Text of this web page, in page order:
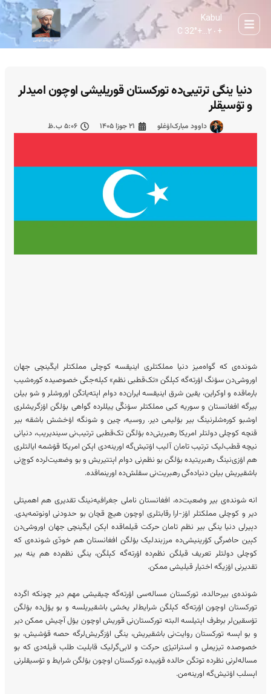
Kabul
+ ۲۰... +
32° C
دنیا ینگی ترتیبی‌ده تورکستان قوریلیشی اوچون امیدلر
و تۉسیقلر
داوود مبارک‌اۉغلو ۲۱ جوزا ۱۴۰۵ ۵:۰۶ ب.ظ
شونده‌ی که گواه‌میز دنیا مملکتلری اینیقسه کوچلی مملکتلر ایکّینچی جهان
اوروشی‌دن سۉنگ اۉرته‌گه کېلگن «تک‌قطبی نظم» کېله‌جگی خصوصیده کوره‌شیب
بارماقده و اوکراین، یقین شرق اینیقسه ایران‌ده دوام اېته‌یاتگن اوروشلر و شو بیلن
بیرگه افغانستان و سوریه کبی مملکتلر سۉنگّی ییللرده گواهی بۉلگن اۉزگریشلری
اوشبو کوره‌شلرنینگ بیر بۉلیمی دیر. روسیه، چین و شونگه اۉخشش باشقه بیر
قنچه کوچلی دولتلر امریکا رهبریتی‌ده بۉلگن تک‌قطبی ترتیب‌نی سیندیریب، دنیانی
نیچه قطب‌لیک ترتیب تامان آلیب اۉتیش‌گه اورینه‌دی اېکن امریکا قۉشمه ایالتلری
هم اۉزی‌نینگ رهبریتیده بۉلگن بو نظم‌نی دوام اېتتیریش و بو وضعیت‌لرده کوچ‌نی
باشقیریش بیلن دنیاده‌گی رهبریت‌نی سقلش‌ده اورینماقده.
انه‌ شونده‌ی بیر وضعیت‌ده، افغانستان ناملی جغرافیه‌نینگ تقدیری هم اهمیتلی
دیر و کوچلی مملکتلر اۉز-ارا رقابتلری اوچون هیچ قچان بو حدودنی اونوتمه‌یدی.
دېیرلی دنیا ینگی بیر نظم تامان حرکت قیلماقده اېکن ایکّینچی جهان اوروشی‌دن
کېین حاضرگی کۉرینیشی‌ده مرزبندلیک بۉلگن افغانستان هم خودّی شونده‌ی که
کوچلی دولتلر تعریف قیلگن نظم‌ده اۉرته‌گه کېلگن، ینگی نظم‌ده هم ینه بیر
تقدیرنی اۉزیگه اختیار قیلیشی ممکن.
شونده‌ی بیرحالده، تورکستان مساله‌سی اۉرته‌گه چیقیشی مهم دیر چونکه اگرده
تورکستان اوچون اۉرته‌گه کېلگن شرایط‌لر یخشی باشقیریلسه و بو یۉل‌ده بۉلگن
تۉسقین‌لر برطرف اېتیلسه البته تورکستان‌نی قوریش اوچون یۉل آچیش ممکن دیر
و بو اېسه تورکستان روایت‌نی باشقیریش، ینگی اۉزگریش‌لرگه حصه قۉشیش، بو
خصوصده تیزیملی و استراتیژی حرکت و لابی‌گرلیک قابلیت‌ طلب قیله‌دی که بو
مساله‌لرنی نظرده توتگن حالده قۉییده‌ تورکستان اوچون بۉلگن شرایط و تۉسیقلرنی
اېسلب اۉتیش‌گه اورینه‌من.